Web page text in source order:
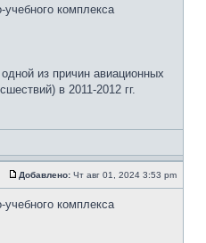
комплекса
из причин авиационных
в 2011-2012 гг.
Добавлено: Чт авг 01, 2024 3:53 pm
комплекса